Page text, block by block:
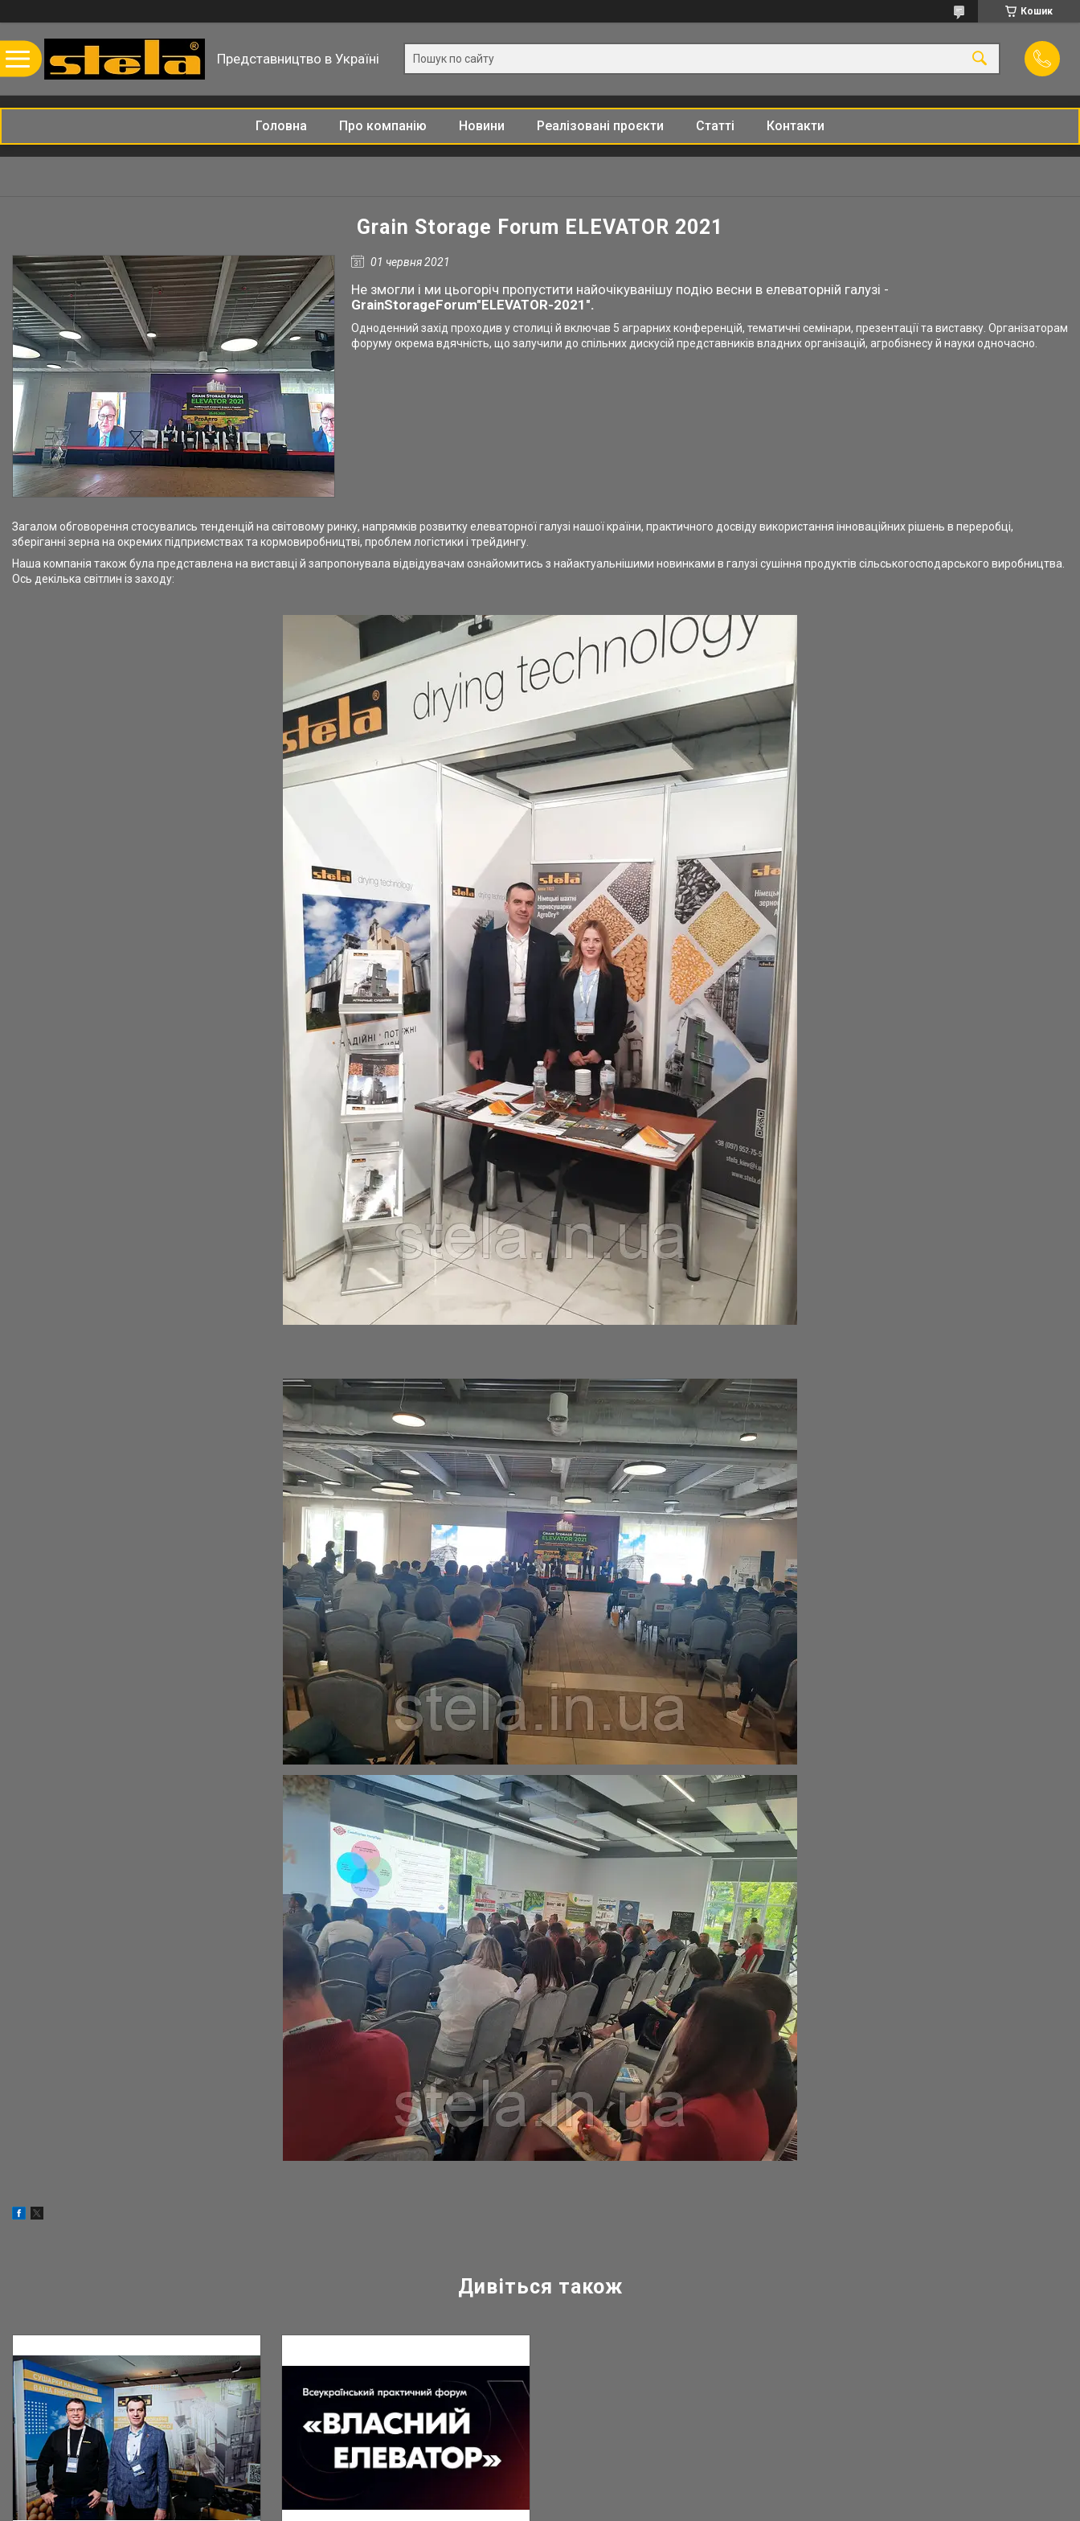
Кошик
Представництво в Україні
Головна Про компанію Новини Реалізовані проєкти Статті Контакти
Grain Storage Forum ELEVATOR 2021
01 червня 2021
Не змогли і ми цьогоріч пропустити найочікуванішу подію весни в елеваторній галузі -
GrainStorageForum"ELEVATOR-2021".
Одноденний захід проходив у столиці й включав 5 аграрних конференцій, тематичні семінари, презентації та виставку. Організаторам
форуму окрема вдячність, що залучили до спільних дискусій представників владних організацій, агробізнесу й науки одночасно.
Загалом обговорення стосувались тенденцій на світовому ринку, напрямків розвитку елеваторної галузі нашої країни, практичного досвіду використання інноваційних рішень в переробці,
зберіганні зерна на окремих підприємствах та кормовиробництві, проблем логістики і трейдингу.
Наша компанія також була представлена на виставці й запропонувала відвідувачам ознайомитись з найактуальнішими новинками в галузі сушіння продуктів сільськогосподарського виробництва.
Ось декілька світлин із заходу: